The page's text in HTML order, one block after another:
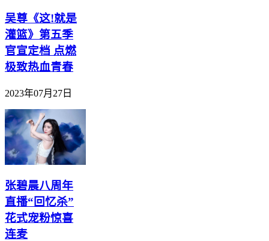
吴尊《这!就是
灌篮》第五季
官宣定档 点燃
极致热血青春
2023年07月27日
张碧晨八周年
直播“回忆杀”
花式宠粉惊喜
连麦